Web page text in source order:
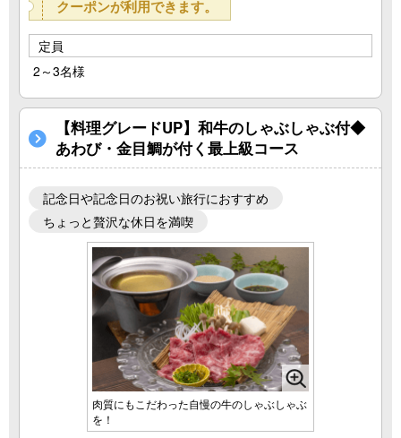
クーポンが利用できます。
定員
2～3名様
【料理グレードUP】和牛のしゃぶしゃぶ付◆
あわび・金目鯛が付く最上級コース
記念日や記念日のお祝い旅行におすすめ
ちょっと贅沢な休日を満喫
肉質にもこだわった自慢の牛のしゃぶしゃぶ
を！